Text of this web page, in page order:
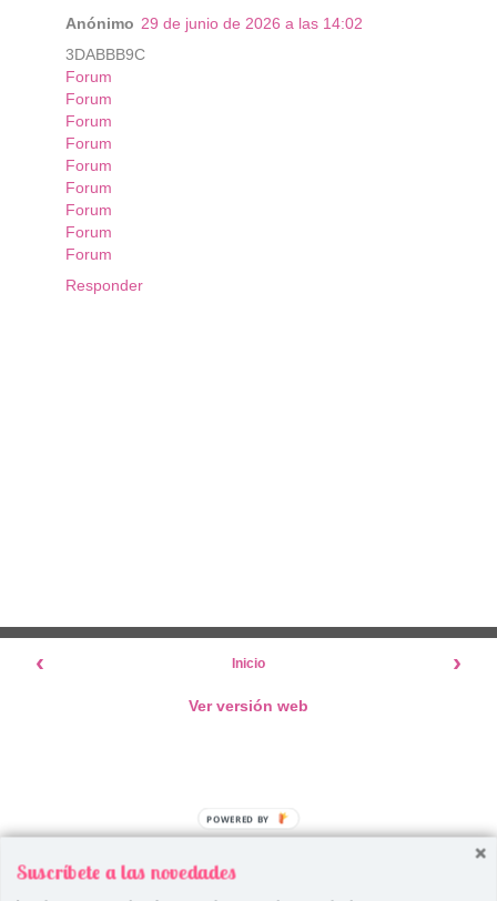
Anónimo 29 de junio de 2026 a las 14:02
3DABBB9C
Forum
Forum
Forum
Forum
Forum
Forum
Forum
Forum
Forum
Responder
‹ ›
Inicio
Ver versión web
Suscríbete a las novedades
POWERED BY